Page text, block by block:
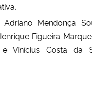
Adriano Mendonça
Figueira
e Vinícius Costa da